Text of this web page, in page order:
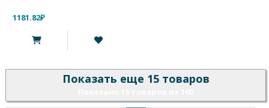
1181.82₽
Показать еще 15 товаров